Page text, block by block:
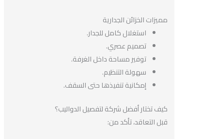
مميزات الخزائن الجدارية
استغلال كامل للجدار.
تصميم عصري.
توفير مساحة داخل الغرفة.
سهولة التنظيم.
إمكانية تنفيذها حتى السقف.
كيف تختار أفضل شركة لتفصيل الدواليب؟
قبل التعاقد، تأكد من: